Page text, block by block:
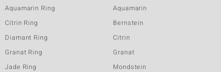
Aquamarin Ring
Citrin Ring
Diamant Ring
Granat Ring
Jade Ring
Aquamarin
Bernstein
Citrin
Granat
Mondstein